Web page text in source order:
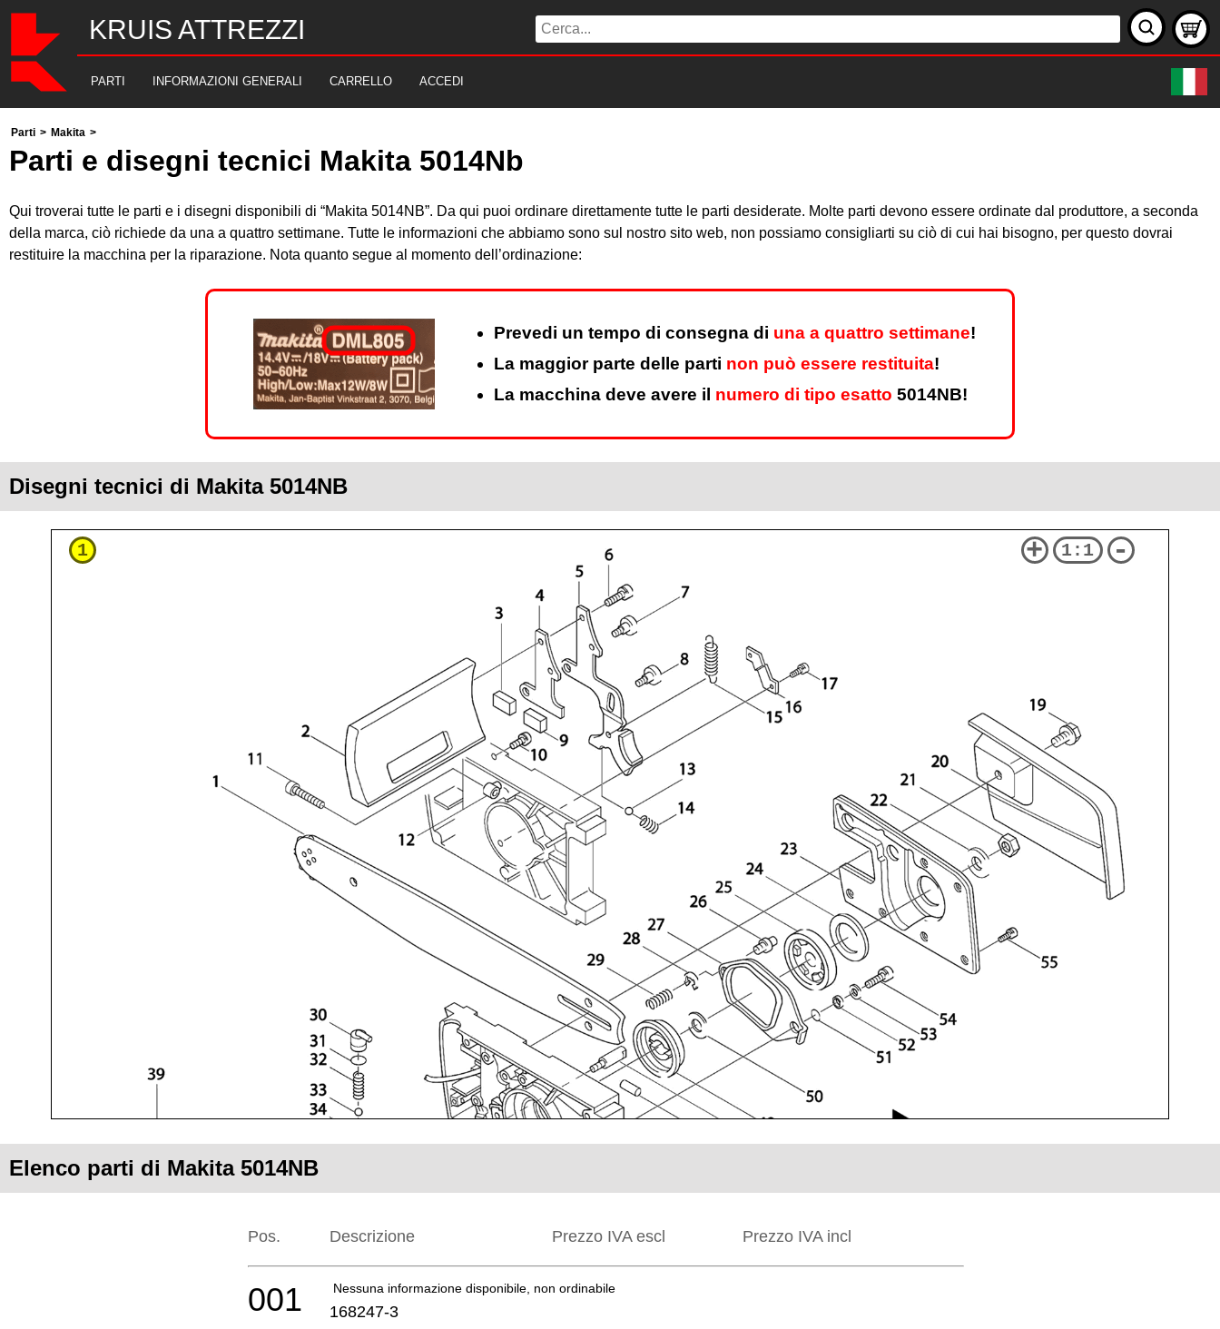
KRUIS ATTREZZI
PARTI INFORMAZIONI GENERALI CARRELLO ACCEDI
Parti > Makita >
Parti e disegni tecnici Makita 5014Nb
Qui troverai tutte le parti e i disegni disponibili di “Makita 5014NB”. Da qui puoi ordinare direttamente tutte le parti desiderate. Molte parti devono essere ordinate dal produttore, a seconda
della marca, ciò richiede da una a quattro settimane. Tutte le informazioni che abbiamo sono sul nostro sito web, non possiamo consigliarti su ciò di cui hai bisogno, per questo dovrai
restituire la macchina per la riparazione. Nota quanto segue al momento dell’ordinazione:
Prevedi un tempo di consegna di una a quattro settimane!
La maggior parte delle parti non può essere restituita!
La macchina deve avere il numero di tipo esatto 5014NB!
Disegni tecnici di Makita 5014NB
1 + 1:1 -
Elenco parti di Makita 5014NB
Pos. Descrizione Prezzo IVA escl Prezzo IVA incl
Nessuna informazione disponibile, non ordinabile
001 168247-3